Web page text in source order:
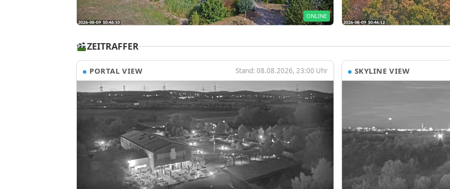
ONLINE
ZEITRAFFER
PORTAL VIEW Stand: 08.08.2026, 23:00 Uhr SKYLINE VIEW